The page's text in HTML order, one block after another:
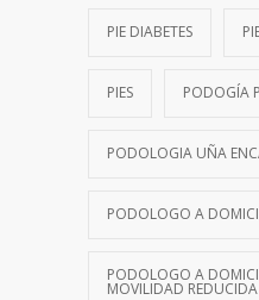
PIE DIABETES
PIES PODOGÍA
PODOLOGIA UÑA
PODOLOGO A
PODOLOGO A
MOVILIDAD REDUCIDA